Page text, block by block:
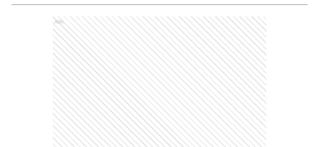
Ads